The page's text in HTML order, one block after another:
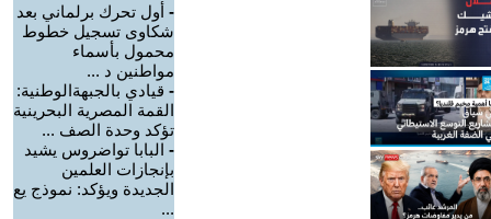
- أول تحرك برلماني بعد
شكاوى تسجيل خطوط
محمول بأسماء
مواطنين د ...
- قيادي بالجبهةالوطنية:
القمة المصرية البحرينية
تؤكد وحدة الصف ...
- البابا تواضروس يشيد
بإنجازات العلمين
الجديدة ويؤكد: نموذج يع
...